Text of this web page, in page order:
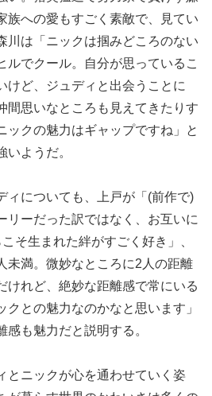
族への愛もすごく素敵で、見てい
川は「ニックは掴みどころのない
ルでクール。自分が思っているこ
けど、ジュディと出会うことに
間思いなところも見えてきたりす
ックの魅力はギャップですね」と
いようだ。
ィについても、上戸が「(前作で)
リーだった訳ではなく、お互いに
そ生まれた絆がすごく好き」、
未満。微妙なところに2人の距離
けれど、絶妙な距離感で常にいる
クとの魅力なのかなと思います」
感も魅力だと説明する。
とニックが心を通わせていく姿